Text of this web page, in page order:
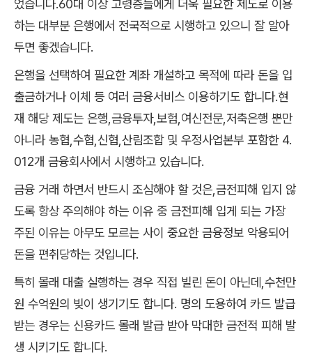
었습니다.60대 이상 고령층들에게 더욱 필요한 제도로 이용
하는 대부분 은행에서 전국적으로 시행하고 있으니 잘 알아
두면 좋겠습니다.
은행을 선택하여 필요한 계좌 개설하고 목적에 따라 돈을 입
출금하거나 이체 등 여러 금융서비스 이용하기도 합니다.현
재 해당 제도는 은행,금융투자,보험,여신전문,저축은행 뿐만
아니라 농협,수협,신협,산림조합 및 우정사업본부 포함한 4.
012개 금융회사에서 시행하고 있습니다.
금융 거래 하면서 반드시 조심해야 할 것은,금전피해 입지 않
도록 항상 주의해야 하는 이유 중 금전피해 입게 되는 가장
주된 이유는 아무도 모르는 사이 중요한 금융정보 악용되어
돈을 편취당하는 것입니다.
특히 몰래 대출 실행하는 경우 직접 빌린 돈이 아닌데,수천만
원 수억원의 빚이 생기기도 합니다. 명의 도용하여 카드 발급
받는 경우는 신용카드 몰래 발급 받아 막대한 금전적 피해 발
생 시키기도 합니다.